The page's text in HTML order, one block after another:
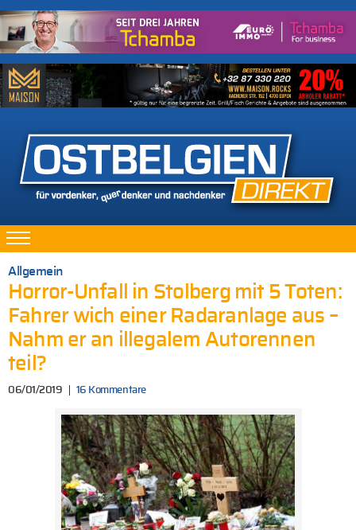
Allgemein
Horror-Unfall in Stolberg mit 5 Toten:
Fahrer wich einer Radaranlage aus –
Nahm er an illegalem Autorennen
teil?
06/01/2019 16 Kommentare